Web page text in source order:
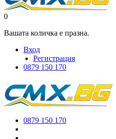
0
Вашата количка е празна.
Вход
Регистрация
0879 150 170
0879 150 170